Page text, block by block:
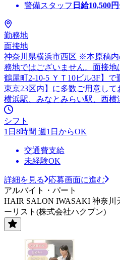
警備スタッフ 日給10,500
勤務地
面接地
神奈川県横浜市西区 ※本原稿
務地ではございません。面接
鶴屋町2-10-5 ＹＴ10ビル3F】
東京23区内】に多数ご用意して
横浜駅、みなとみらい駅、西横
シフト
1日8時間 週1日からOK
交通費支給
未経験OK
詳細を見る
応募画面に進む
アルバイト・パート
HAIR SALON IWASAKI 神奈川
ーリスト(株式会社ハクブン)